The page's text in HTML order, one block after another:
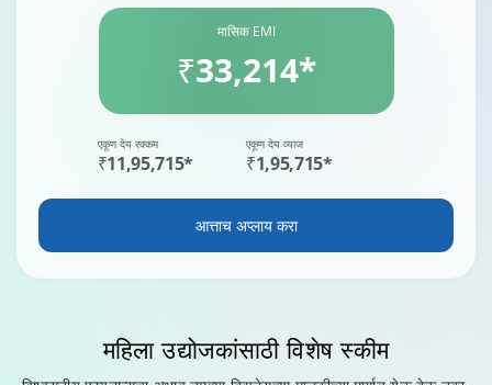
मासिक EMI
₹33,214*
एकूण देय रक्कम
₹11,95,715*
एकूण देय व्याज
₹1,95,715*
आत्ताच अप्लाय करा
महिला उद्योजकांसाठीविशेष स्कीम